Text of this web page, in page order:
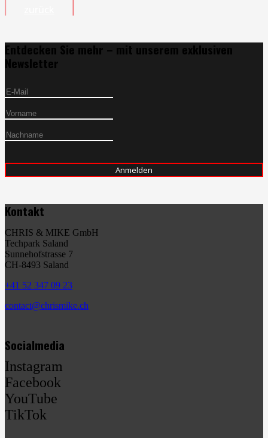
Entdecken Sie mehr – mit unserem exklusiven
Newsletter
Kontakt
CHRIS & MIKE GmbH
Techpark Saland
Sunnehofstrasse 7
CH-8493 Saland
+41 52 347 09 23
contact@chrismike.ch
Socialmedia
Instagram
Facebook
YouTube
TikTok